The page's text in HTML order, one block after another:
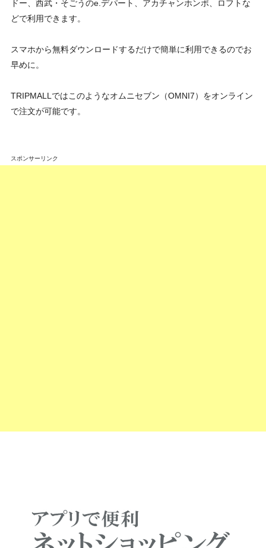
ドー、西武・そごうのe.デパート、アカチャンホンポ、ロフトな
どで利用できます。
スマホから無料ダウンロードするだけで簡単に利用できるのでお
早めに。
TRIPMALLではこのようなオムニセブン（OMNI7）をオンライン
で注文が可能です。
スポンサーリンク